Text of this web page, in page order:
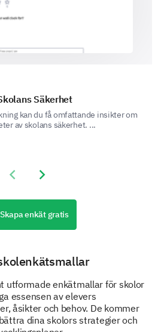
response?
no follow-up
Säkerhet
kan du få omfattande insikter om
av skolans säkerhet. ...
Previous slide
Next slide
Skapa enkät gratis
utformade enkätmallar för skolor
essensen av elevers
åsikter och behov. De kommer
dina skolors strategier och